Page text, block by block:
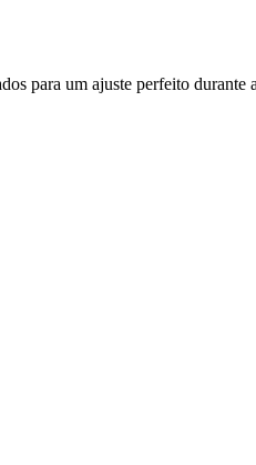
para um ajuste perfeito durante